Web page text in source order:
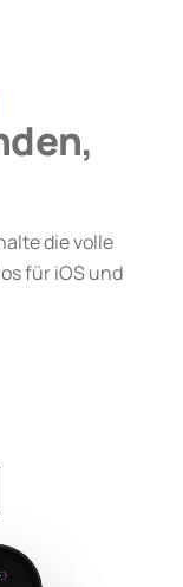
die volle
für iOS und